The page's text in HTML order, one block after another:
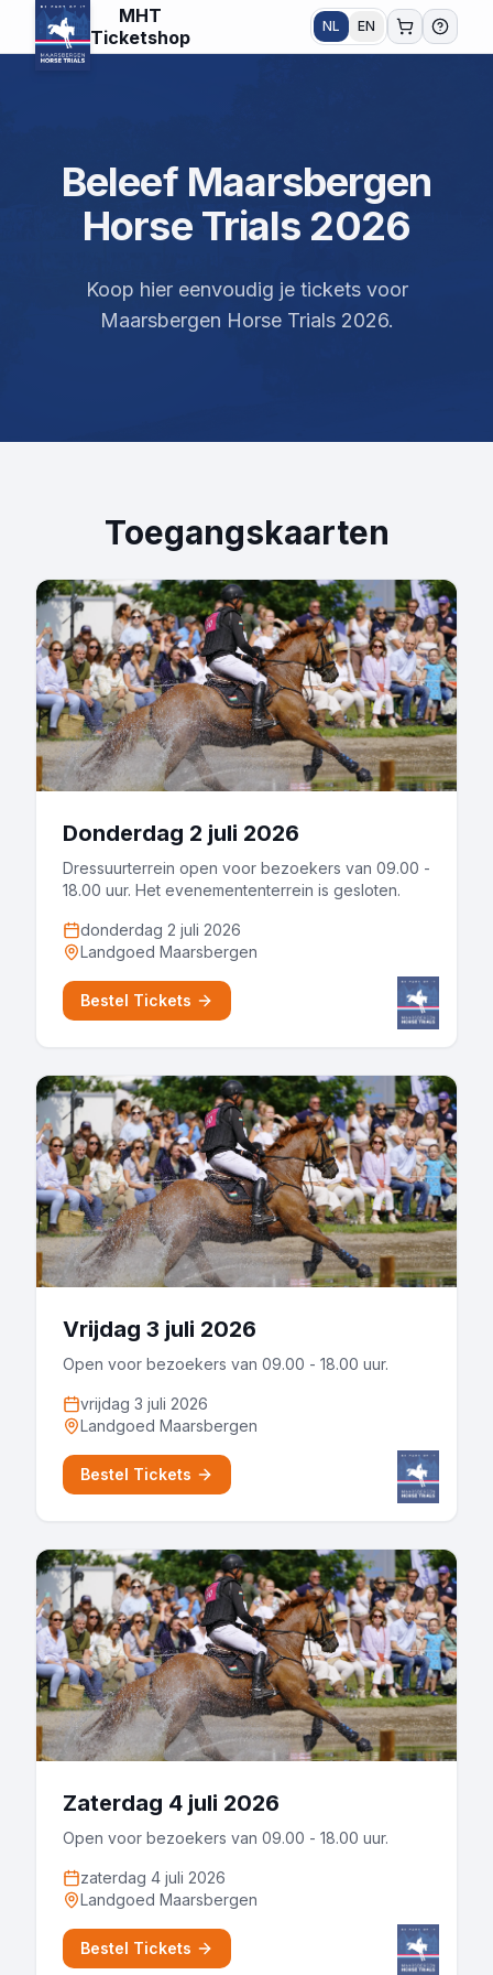
MHT
Ticketshop
NL EN
Beleef Maarsbergen
Horse Trials 2026
Koop hier eenvoudig je tickets voor
Maarsbergen Horse Trials 2026.
Toegangskaarten
Donderdag 2 juli 2026
Dressuurterrein open voor bezoekers van 09.00 -
18.00 uur. Het evenemententerrein is gesloten.
donderdag 2 juli 2026
Landgoed Maarsbergen
Bestel Tickets
Vrijdag 3 juli 2026
Open voor bezoekers van 09.00 - 18.00 uur.
vrijdag 3 juli 2026
Landgoed Maarsbergen
Bestel Tickets
Zaterdag 4 juli 2026
Open voor bezoekers van 09.00 - 18.00 uur.
zaterdag 4 juli 2026
Landgoed Maarsbergen
Bestel Tickets